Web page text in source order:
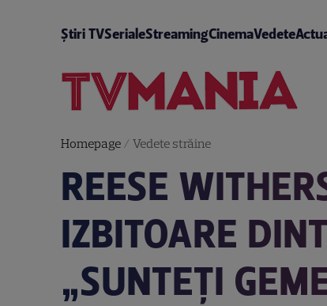
Știri TVSerialeStreamingCinemaVedete
Homepage/ Vedete străine
REESE
IZBITOARE
„SUNTEȚI